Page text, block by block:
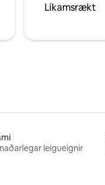
Líkamsrækt
leigueignir